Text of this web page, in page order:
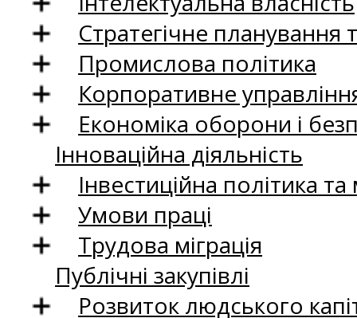
Стратегічне
Промислова політика
Корпоративне
Економіка оборони і
Інноваційна діяльність
Інвестиційна політика
Умови праці
Трудова міграція
Публічні закупівлі
Розвиток людського